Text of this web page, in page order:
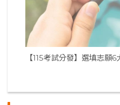
【115考試分發】選填志願6